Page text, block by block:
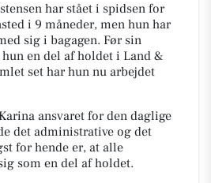
har stået i spidsen for
i 9 måneder, men hun har
sig i bagagen. Før sin
en del af holdet i Land &
set har hun nu arbejdet
ansvaret for den daglige
det administrative og det
for hende er, at alle
som en del af holdet.